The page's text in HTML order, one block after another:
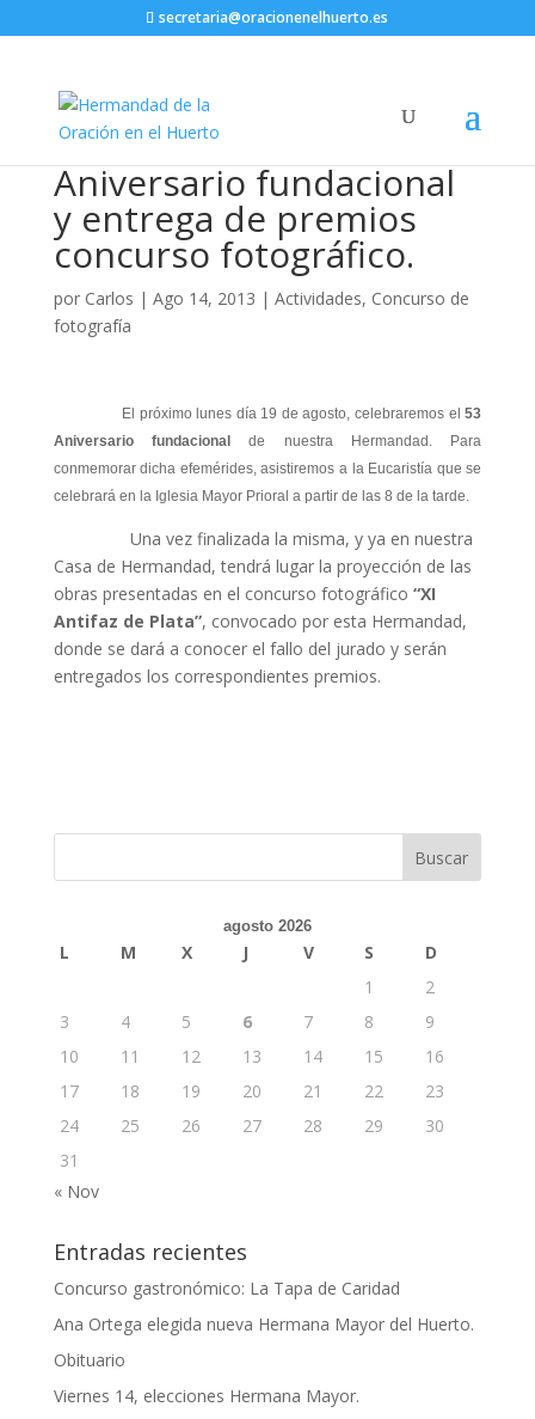
secretaria@oracionenelhuerto.es
Aniversario fundacional
y entrega de premios
concurso fotográfico.
por Carlos | Ago 14, 2013 | Actividades, Concurso de
fotografía
El próximo lunes día 19 de agosto, celebraremos el53
Aniversario fundacional
de nuestra Hermandad. Para
conmemorar dicha efemérides, asistiremos a la Eucaristía que se
celebrará en la Iglesia Mayor Prioral a partir de las 8 de la tarde.
Una vez finalizada la misma, y ya en nuestra
Casa de Hermandad, tendrá lugar la proyección de las
obras presentadas en el concurso fotográfico “XI
Antifaz de Plata”, convocado por esta Hermandad,
donde se dará a conocer el fallo del jurado y serán
entregados los correspondientes premios.
agosto 2026
L M X J V S
D
1
2
3
4 5 6 7 8
9
10
11 12 13 14 15
16
17
18 19 20 21 22
23
24
25 26 27 28 29
30
31
« Nov
Entradas recientes
Concurso gastronómico: La Tapa de Caridad
Ana Ortega elegida nueva Hermana Mayor del Huerto.
Obituario
Viernes 14, elecciones Hermana Mayor.